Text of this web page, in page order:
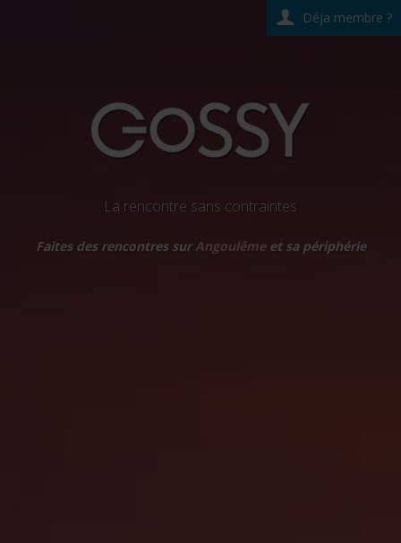
Déja membre ?
La rencontre sans contraintes
Faites des rencontres surAngoulêmeet sa périphérie